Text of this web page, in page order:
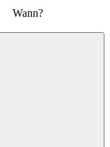
Wann?